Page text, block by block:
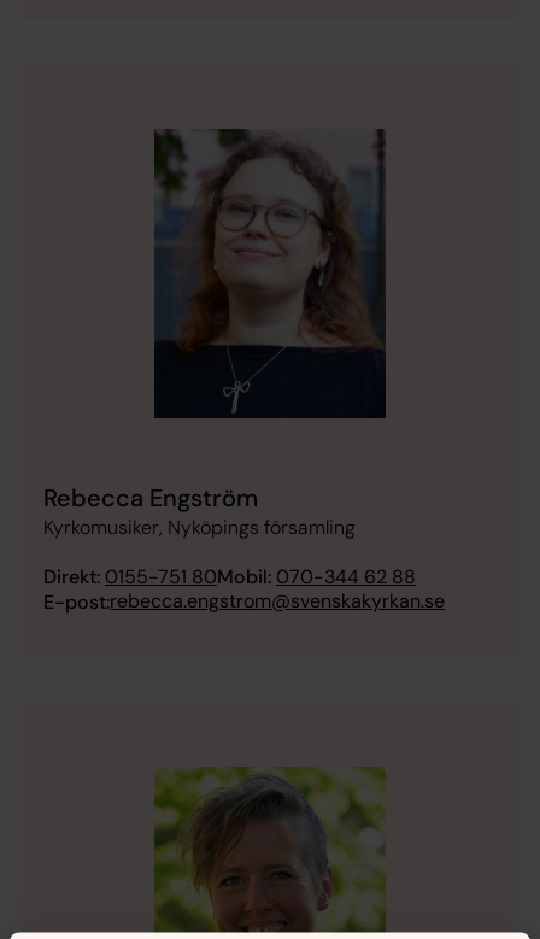
Rebecca Engström
Kyrkomusiker, Nyköpings församling
Direkt: 0155-751 80Mobil: 070-344 62 88
E-post:rebecca.engstrom@svenskakyrkan.se